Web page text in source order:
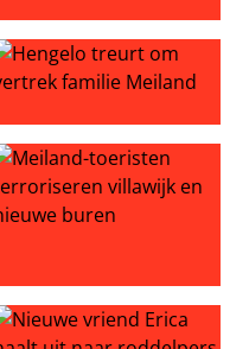
de verkoop gehaald?
Chateau Meiland ligt
in villa in Noordwijk
treurt om vertrek
‘dankzij verkoop villa
toeristen